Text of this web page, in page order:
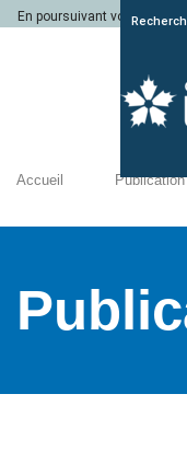
En poursuivant votre
Accueil Publication